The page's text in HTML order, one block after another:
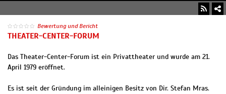
Bewertung und Bericht
THEATER-CENTER-FORUM
Das Theater-Center-Forum ist ein Privattheater und wurde am 21.
April 1979 eröffnet.
Es ist seit der Gründung im alleinigen Besitz von Dir. Stefan Mras.